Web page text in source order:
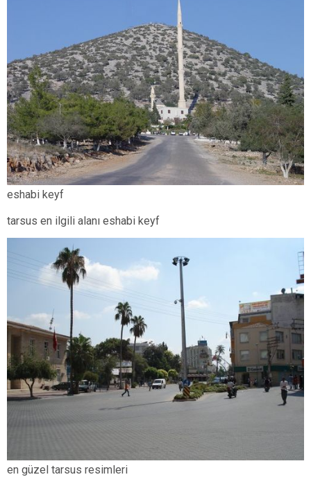
eshabi keyf
tarsus en ilgili alanı eshabi keyf
en güzel tarsus resimleri